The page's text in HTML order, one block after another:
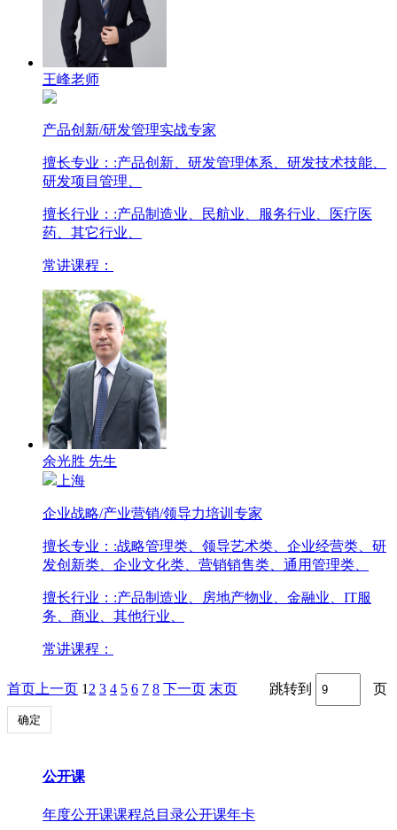
王峰老师
产品创新/研发管理实战专家
擅长专业： :产品创新、研发管理体系、研发技术技能、
研发项目管理、
擅长行业： :产品制造业、民航业、服务行业、医疗医
药、其它行业、
常讲课程：
余光胜 先生
上海
企业战略/产业营销/领导力培训专家
擅长专业： :战略管理类、领导艺术类、企业经营类、研
发创新类、企业文化类、营销销售类、通用管理类、
擅长行业： :产品制造业、房地产物业、金融业、IT服
务、商业、其他行业、
常讲课程：
首页 上一页 1 2 3 4 5 6 7 8 下一页 末页 跳转到 页
确定
公开课
年度公开课课程总目录公开课年卡